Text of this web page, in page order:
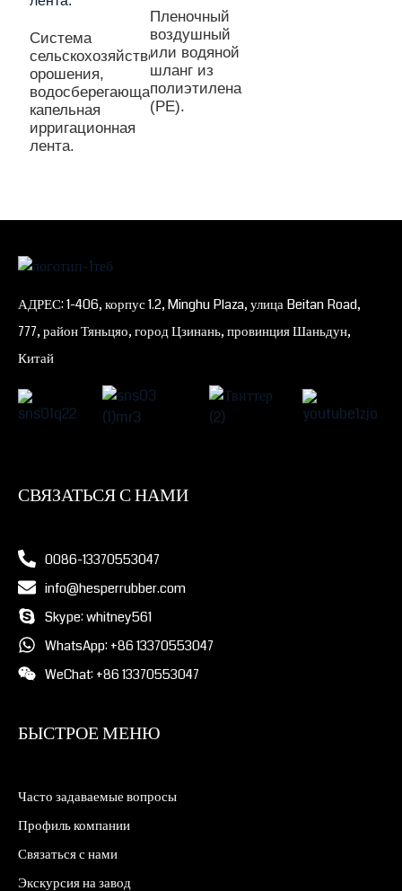
Система
сельскохозяйственного
орошения,
водосберегающая
капельная
ирригационная
лента.
Пленочный
воздушный
или водяной
шланг из
полиэтилена
(PE).
АДРЕС: 1-406, корпус 1.2, Minghu Plaza, улица Beitan Road,
777, район Тяньцяо, город Цзинань, провинция Шаньдун,
Китай
СВЯЗАТЬСЯ С НАМИ
0086-13370553047
info@hesperrubber.com
Skype: whitney561
WhatsApp: +86 13370553047
WeChat: +86 13370553047
БЫСТРОЕ МЕНЮ
Часто задаваемые вопросы
Профиль компании
Связаться с нами
Экскурсия на завод